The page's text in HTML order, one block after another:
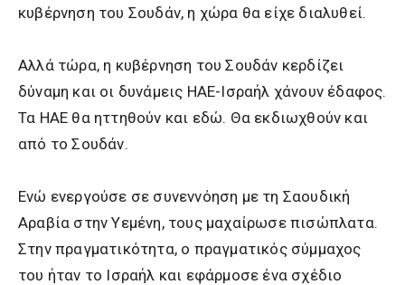
κυβέρνηση του Σουδάν, η χώρα θα είχε διαλυθεί.
Αλλά τώρα, η κυβέρνηση του Σουδάν κερδίζει
δύναμη και οι δυνάμεις ΗΑΕ-Ισραήλ χάνουν έδαφος.
Τα ΗΑΕ θα ηττηθούν και εδώ. Θα εκδιωχθούν και
από το Σουδάν.
Ενώ ενεργούσε σε συνεννόηση με τη Σαουδική
Αραβία στην Υεμένη, τους μαχαίρωσε πισώπλατα.
Στην πραγματικότητα, ο πραγματικός σύμμαχος
του ήταν το Ισραήλ και εφάρμοσε ένα σχέδιο